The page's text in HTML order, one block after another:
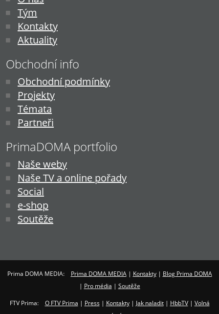
Tým
Kontakty
Aktuality
Obchodní info
Obchodní podmínky
Projekty
Témata
Partneři
PrimaDOMA portfolio
Naše weby
Naše TV a online pořady
Social
e-shop
Soutěže
Prima DOMA MEDIA: Prima DOMA MEDIA| Kontakty| Blog Prima DOMA
| Pro média | Soutěže
FTV Prima: O FTV Prima | Press| Kontakty| Jak naladit| HbbTV| Volná